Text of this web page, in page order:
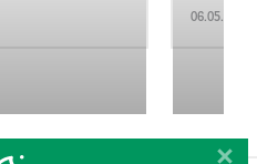
06.05.2026